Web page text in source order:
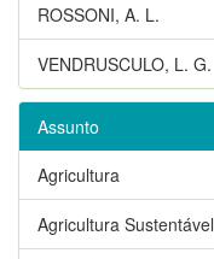
ROSSONI, A. L.
VENDRUSCULO, L. G.
Assunto
Agricultura
Agricultura Sustentável